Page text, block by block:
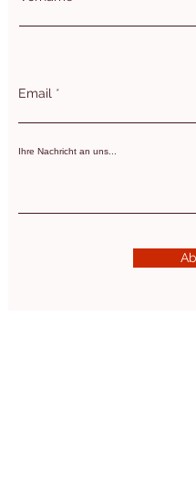
Email
Ihre Nachricht an uns...